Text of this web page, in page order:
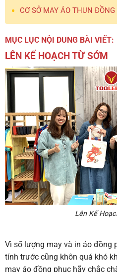
CƠ SỞ MAY ÁO THUN
MỤC LỤC NỘI DUNG BÀI VIẾT:
LÊN KẾ HOẠCH TỪ SỚM
Lên Kế
Vì số lượng may và in áo đồng
tính trước cũng khôn quá khó
may áo đồng phục hãy chắc